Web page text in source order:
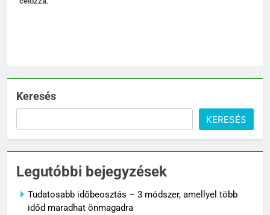
Keresés
KERESÉS
Legutóbbi bejegyzések
Tudatosabb időbeosztás – 3 módszer, amellyel több
időd maradhat önmagadra